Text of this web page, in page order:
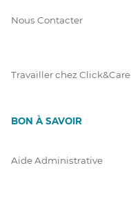
Nous Contacter
Travailler chez Click&Care
BON À SAVOIR
Aide Administrative